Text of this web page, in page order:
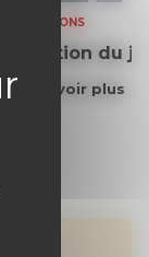
SOLUTIONS
Solution du
En savoir plus